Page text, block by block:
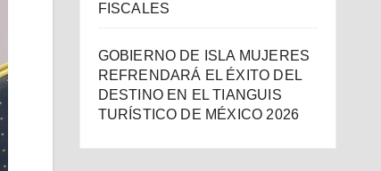
FISCALES
GOBIERNO DE ISLA MUJERES
REFRENDARÁ EL ÉXITO DEL
DESTINO EN EL TIANGUIS
TURÍSTICO DE MÉXICO 2026